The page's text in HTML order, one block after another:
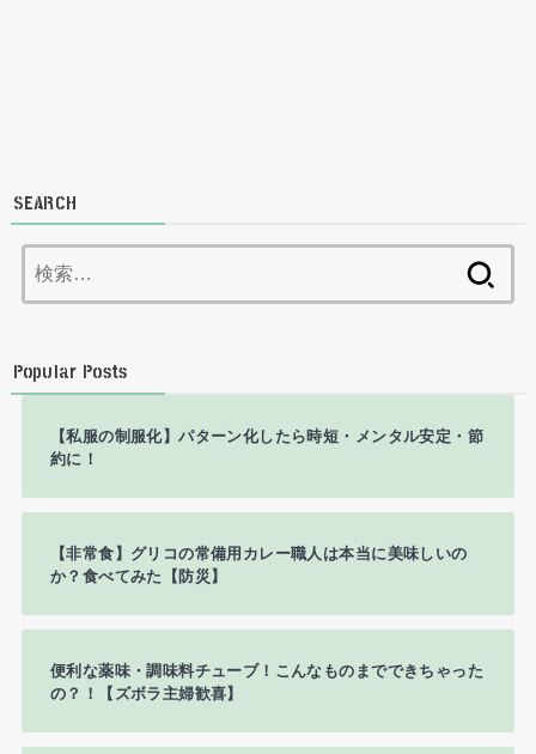
SEARCH
索:
Popular Posts
【私服の制服化】パターン化したら時短・メンタル安定・節
約に！
【非常食】グリコの常備用カレー職人は本当に美味しいの
か？食べてみた【防災】
便利な薬味・調味料チューブ！こんなものまでできちゃった
の？！【ズボラ主婦歓喜】